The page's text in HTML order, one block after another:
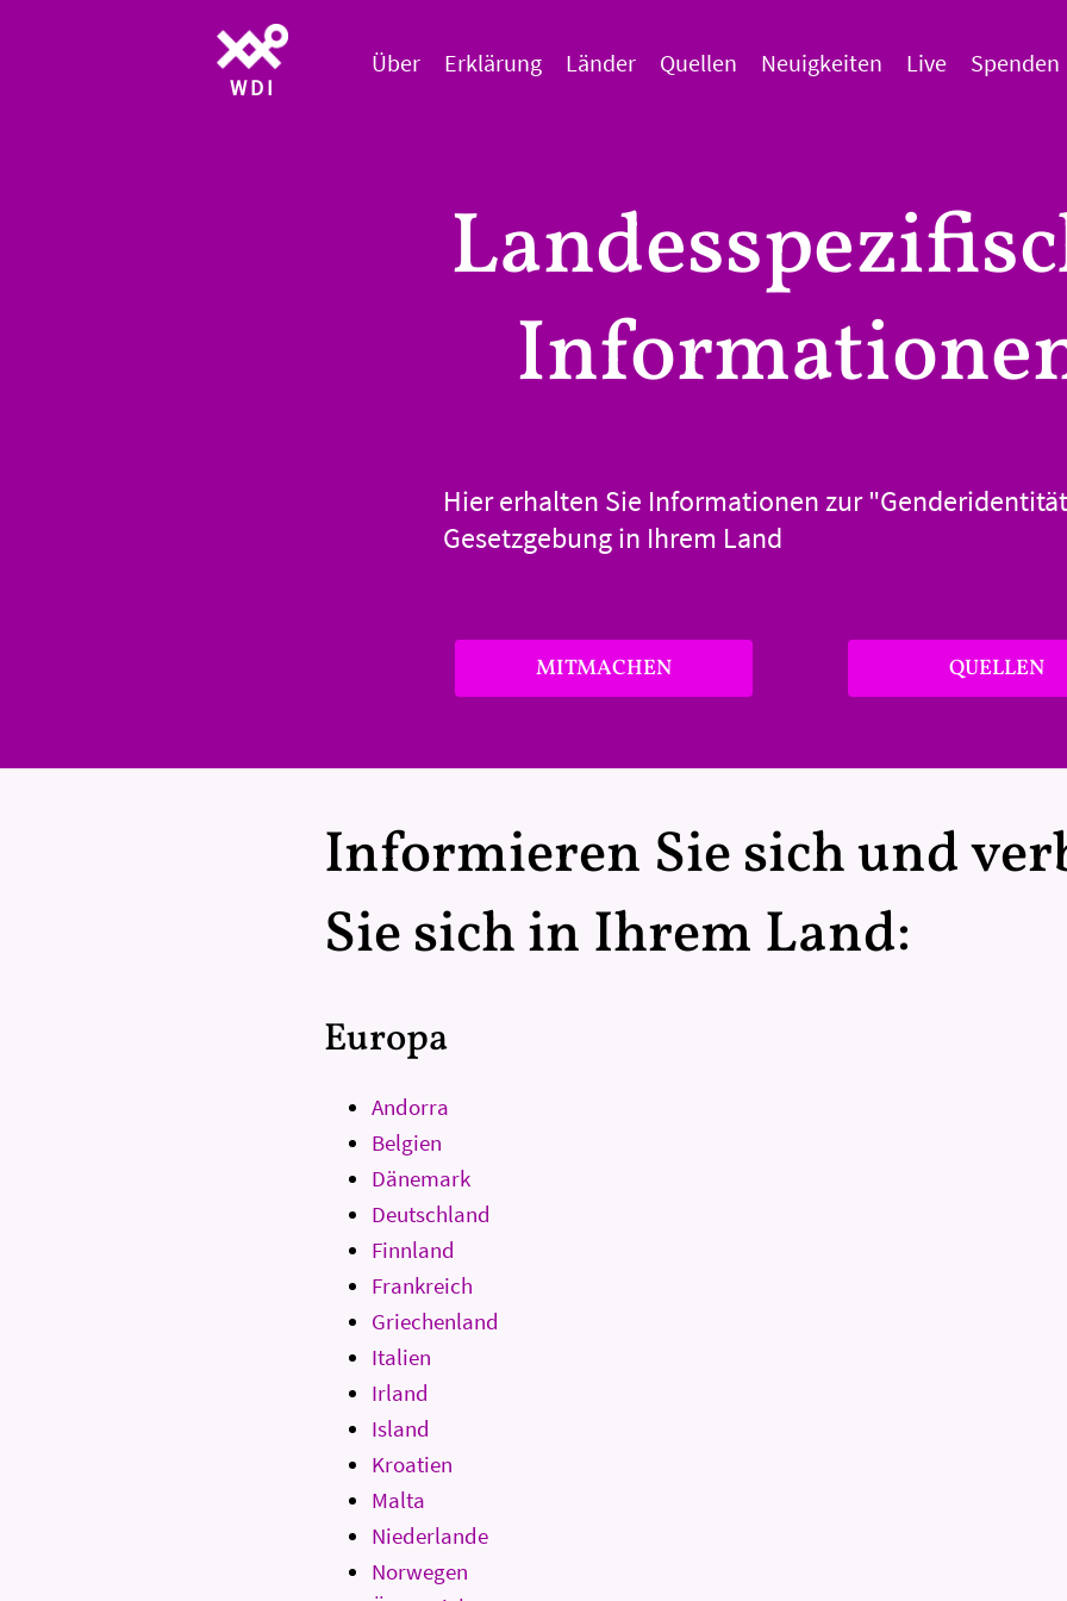
WDI
Über Erklärung Länder Quellen Neuigkeiten Live Spenden
Hier erhalten Sie Informationen zur
Gesetzgebung in Ihrem Land
MITMACHEN QUELLEN
Informieren Sie sich und
Sie sich in Ihrem Land:
Europa
Andorra
Belgien
Dänemark
Deutschland
Finnland
Frankreich
Griechenland
Italien
Irland
Island
Kroatien
Malta
Niederlande
Norwegen